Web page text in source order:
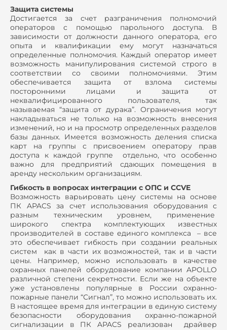
Защита системы
Достигается за счет разграничения полномочий
операторов с помощью парольного доступа. В
зависимости от должности данного оператора, его
опыта и квалификации ему могут назначаться
определенные полномочия. Каждый оператор имеет
возможность манипулирования системой строго в
соответствии со своими полномочиями. Этим
обеспечивается защита от взлома системы
посторонними лицами и защита от
неквалифицированного пользователя, так
называемая “защита от дурака”. Ограничения могут
накладываться не только на возможность внесения
изменений, но и на просмотр определенных разделов
базы данных. Имеется возможность деления списка
карт на группы с присвоением оператору прав
доступа к каждой группе отдельно, что особенно
важно для предприятий сдающих помещения в
аренду нескольким организациям.
Гибкость в вопросах интеграции с ОПС и CCVE
Возможность варьировать цену системы на основе
ПК APACS за счет использования оборудования с
разным техническим уровнем, применение
широкого спектра комплектующих известных
производителей в составе единого комплекса – все
это обеспечивает гибкость при создании реальных
систем как в части их возможностей, так и в части
цены. Например, можно использовать в качестве
охранных панелей оборудование компании APOLLO
различной степени секретности. Если же на объекте
уже установлены популярные в России охранно-
пожарные панели “Сигнал”, то можно использовать их.
В настоящее время для интеграции в единую систему
безопасности оборудования охранно-пожарной
сигнализации в ПК APACS реализован драйвер